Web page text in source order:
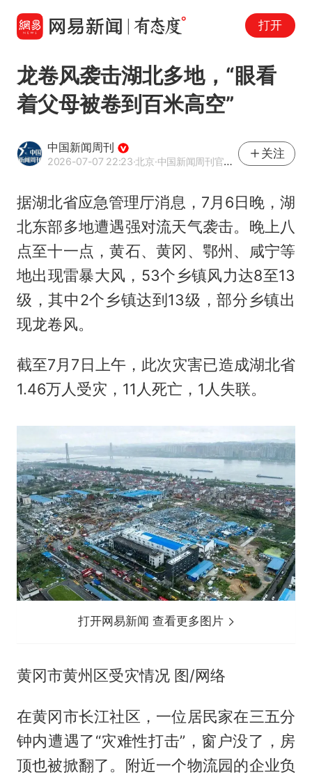
打开
龙卷风袭击湖北多地，“眼看
着父母被卷到百米高空”
中国新闻周刊
2026-07-07 22:23·北京·中国新闻周刊官方网易号
关注
据湖北省应急管理厅消息，7月6日晚，湖
北东部多地遭遇强对流天气袭击。晚上八
点至十一点，黄石、黄冈、鄂州、咸宁等
地出现雷暴大风，53个乡镇风力达8至13
级，其中2个乡镇达到13级，部分乡镇出
现龙卷风。
截至7月7日上午，此次灾害已造成湖北省
1.46万人受灾，11人死亡，1人失联。
打开网易新闻 查看更多图片
黄冈市黄州区受灾情况 图/网络
在黄冈市长江社区，一位居民家在三五分
钟内遭遇了“灾难性打击”，窗户没了，房
顶也被掀翻了。附近一个物流园的企业负